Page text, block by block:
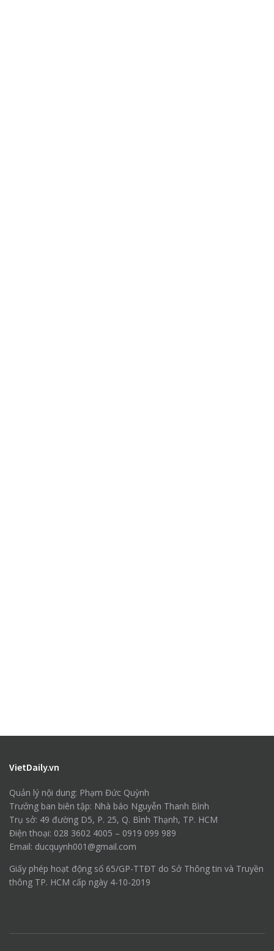
VietDaily.vn
Quản lý nội dung: Phạm Đức Quỳnh
Trưởng ban biên tập: Nhà báo Nguyễn Thanh Bình
Trụ sở: 49 đường D5, P. 25, Q. Bình Thạnh, TP. HCM
Điện thoại: 028 3602 4005 – 0919 099 989
Email: ducquynh001@gmail.com
Giấy phép hoạt động số 65/GP-TTĐT do Sở Thông tin và Truyền
thông TP. HCM cấp ngày 4-10-2019